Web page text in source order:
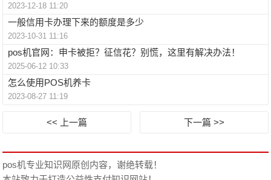
2023-12-18 11:20
一般信用卡办理下来的额度是多少
2023-10-31 11:16
pos机官网：申卡被拒？征信花？别慌，这里有解决办法！
2025-06-12 10:33
怎么使用POS机养卡
2023-08-27 11:19
<< 上一篇 下一篇 >>
pos机专业知识网原创内容，谢绝转载！